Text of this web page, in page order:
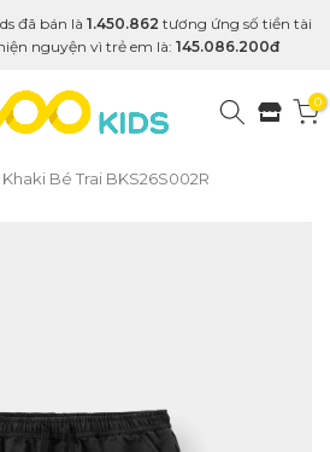
đã bán là 1.450.862 tương ứng số tiền tài
nguyện vì trẻ em là: 145.086.200đ
0
Bé Trai BKS26S002R